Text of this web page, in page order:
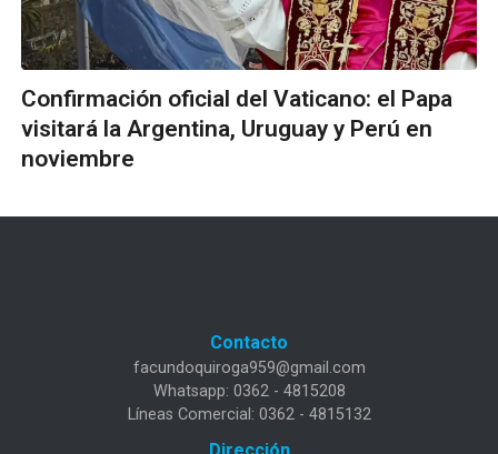
Confirmación oficial del Vaticano: el Papa
visitará la Argentina, Uruguay y Perú en
noviembre
Contacto
facundoquiroga959@gmail.com
Whatsapp: 0362 - 4815208
Líneas Comercial: 0362 - 4815132
Dirección